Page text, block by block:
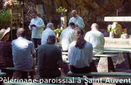
Pèlerinage paroissial à Saint